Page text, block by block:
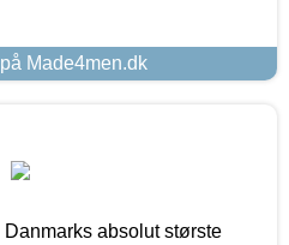
Made4men.dk
absolut største